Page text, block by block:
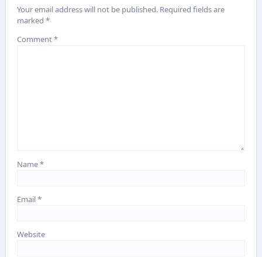
Your email address will not be published. Required fields are
marked*
Comment*
Name*
Email*
Website